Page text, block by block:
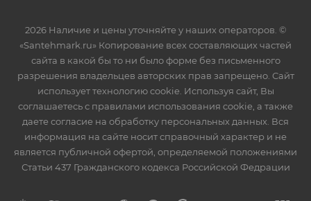
2026 Наличие и цены уточняйте у наших операторов. ©
«Santehmark.ru» Копирование всех составляющих частей
сайта в какой бы то ни было форме без письменного
разрешения владельцев авторских прав запрещено. Сайт
использует технологию cookie. Используя сайт, Вы
соглашаетесь с правилами использования cookie, а также
даете согласие на обработку персональных данных. Вся
информация на сайте носит справочный характер и не
является публичной офертой, определяемой положениями
Статьи 437 Гражданского кодекса Российской Федрации